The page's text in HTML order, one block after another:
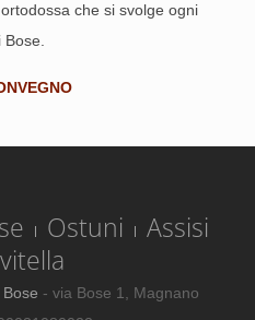
che si svolge ogni
Ostuni
Assisi
- via Bose 1, Magnano